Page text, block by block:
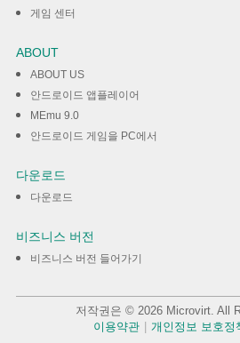
게임 센터
ABOUT
ABOUT US
안드로이드 앱플레이어
MEmu 9.0
안드로이드 게임을 PC에서
다운로드
다운로드
비즈니스 버전
비즈니스 버전 들어가기
저작권은 © 2026 Microvirt. All
이용약관
개인정보 보호정